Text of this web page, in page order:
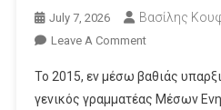
July 7, 2026 Βασίλης
Leave A CommentOn
Επενδύσεων
Το
Το 2015, εν μέσω βαθιάς
γενικός γραμματέας Μέσων